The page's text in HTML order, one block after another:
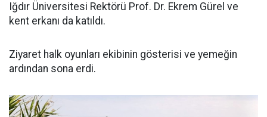
Iğdır Üniversitesi Rektörü Prof. Dr. Ekrem Gürel ve
kent erkanı da katıldı.
Ziyaret halk oyunları ekibinin gösterisi ve yemeğin
ardından sona erdi.